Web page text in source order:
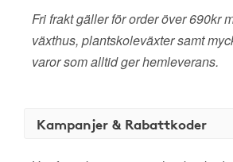
Fri frakt gäller för order över 690kr
växthus, plantskoleväxter samt
varor som alltid ger hemleverans.
Kampanjer & Rabattkoder